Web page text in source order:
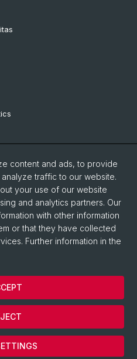
Roman Archaeology
Sciences
content and ads, to provide
traffic to our website.
your use of our website
and analytics partners. Our
with other information
or that they have collected
Further information in the